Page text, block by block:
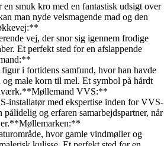
smuk kro med en fantastisk udsigt over
man nyde velsmagende mad og den
vej, der snor sig igennem frodige
Et perfekt sted for en afslappende
i fortidens samfund, hvor han havde
male korn til mel. Et symbol på hårdt
VVS:**
installatør med ekspertise inden for VVS-
og erfaren samarbejdspartner, når
hvor gamle vindmøller og